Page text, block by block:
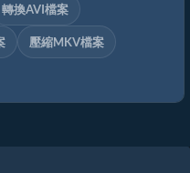
轉換AVI檔案
壓縮MKV檔案